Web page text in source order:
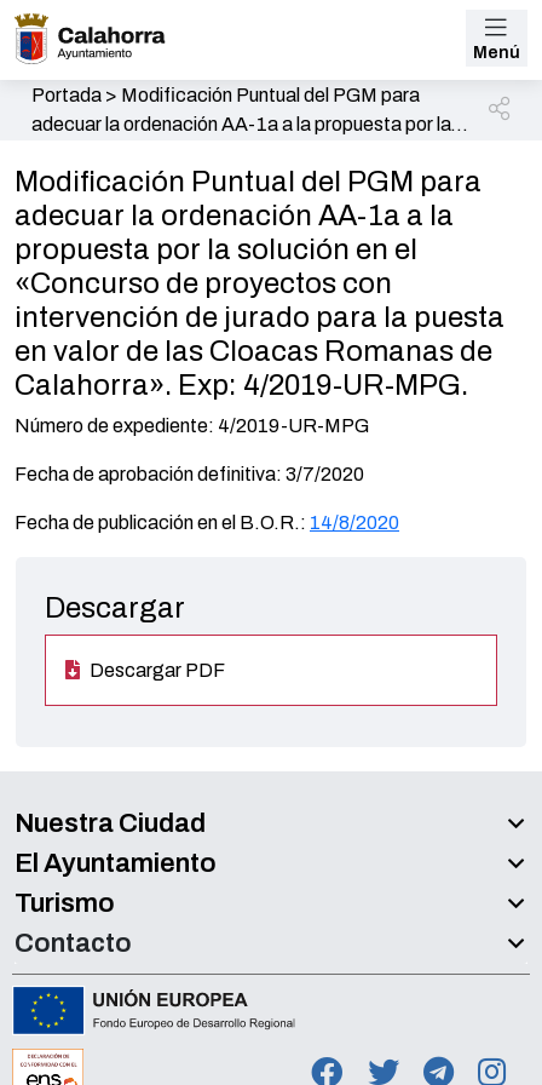
Menú
Portada> Modificación Puntual del PGM para
adecuar la ordenación AA-1a a la propuesta por la
intervención de jurado para la puesta en valor de las
Cloacas Romanas de Calahorra». Exp: 4/2019-
UR-MPG.
Modificación Puntual del PGM para
adecuar la ordenación AA-1a a la
propuesta por la solución en el
«Concurso de proyectos con
intervención de jurado para la puesta
en valor de las Cloacas Romanas de
Calahorra». Exp: 4/2019-UR-MPG.
Número de expediente: 4/2019-UR-MPG
Fecha de aprobación definitiva: 3/7/2020
Fecha de publicación en el B.O.R.: 14/8/2020
Descargar
Descargar PDF
Nuestra Ciudad
El Ayuntamiento
Turismo
Contacto